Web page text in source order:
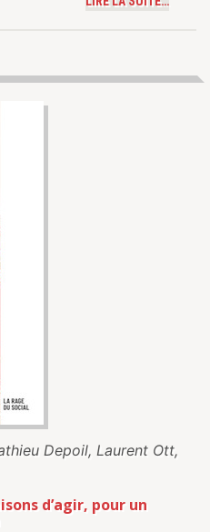
Depoil, Laurent Ott,
d’agir, pour un